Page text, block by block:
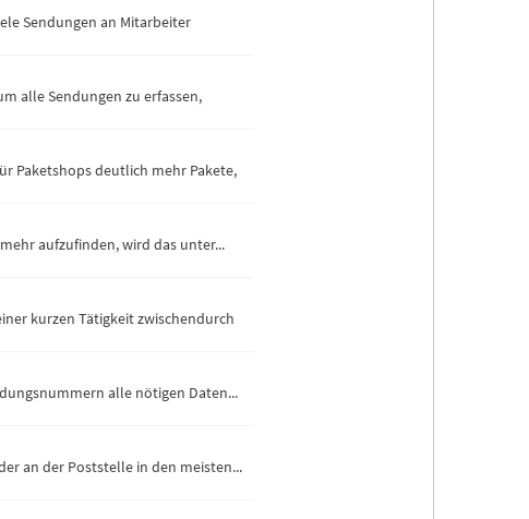
Sendungen an Mitarbeiter
alle Sendungen zu erfassen,
Paketshops deutlich mehr Pakete,
aufzufinden, wird das unter...
kurzen Tätigkeit zwischendurch
alle nötigen Daten...
an der Poststelle in den meisten...